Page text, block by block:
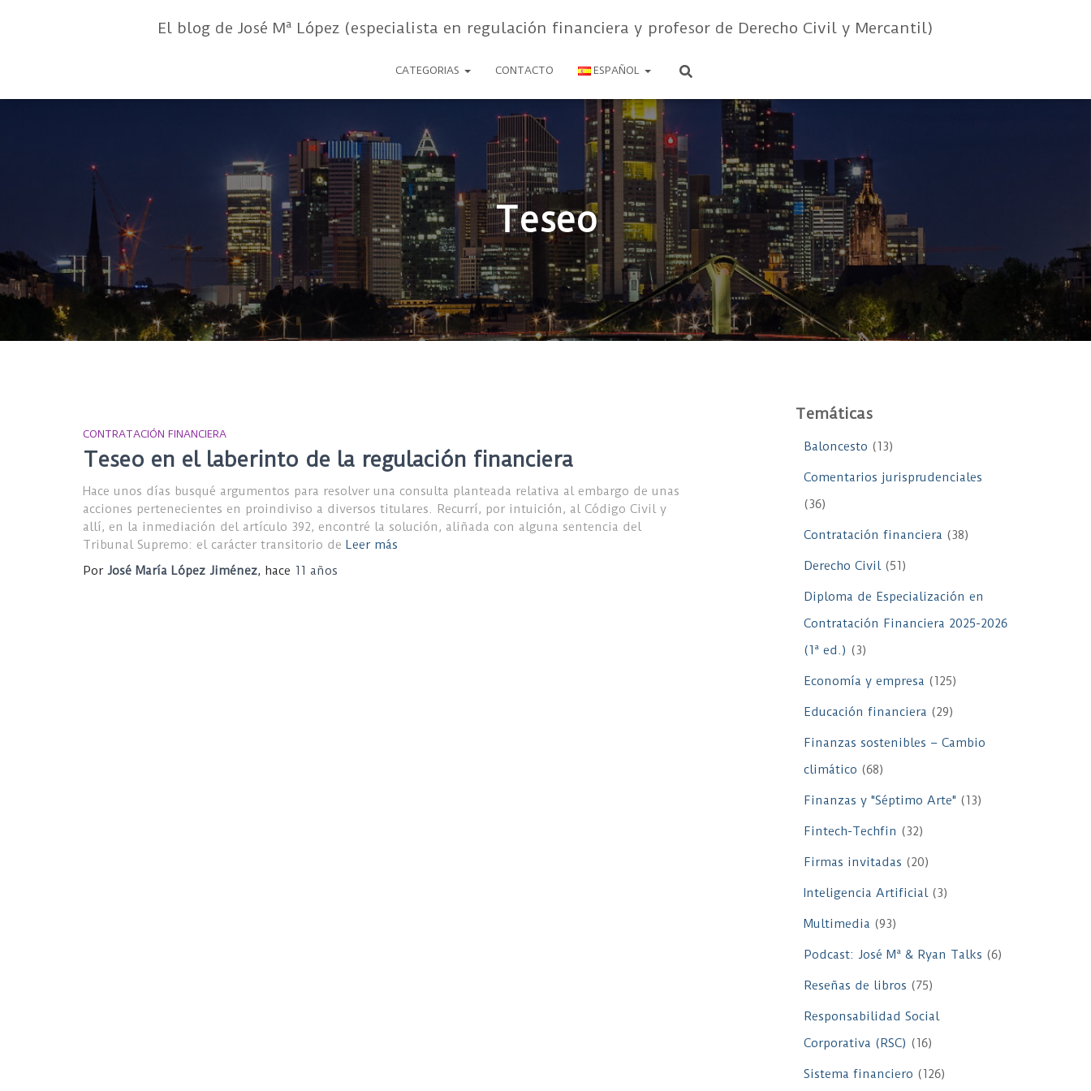
El blog de José Mª López (especialista en regulación financiera y profesor de Derecho Civil y Mercantil)
CATEGORIAS CONTACTO ESPAÑOL
Teseo
CONTRATACIÓN FINANCIERA
Teseo en el laberinto de la regulación financiera
Hace unos días busqué argumentos para resolver una consulta planteada relativa al embargo de unas
acciones pertenecientes en proindiviso a diversos titulares. Recurrí, por intuición, al Código Civil y
allí, en la inmediación del artículo 392, encontré la solución, aliñada con alguna sentencia del
Tribunal Supremo: el carácter transitorio de Leer más
Por José María López Jiménez, hace 11 años
Temáticas
Baloncesto (13)
Comentarios jurisprudenciales
(36)
Contratación financiera (38)
Derecho Civil(51)
Diploma de Especialización en
Contratación Financiera 2025-2026
(1ª ed.) (3)
Economía y empresa (125)
Educación financiera (29)
Finanzas sostenibles – Cambio
climático (68)
Finanzas y "Séptimo Arte" (13)
Fintech-Techfin (32)
Firmas invitadas (20)
Inteligencia Artificial(3)
Multimedia (93)
Podcast: José Mª & Ryan Talks (6)
Reseñas de libros (75)
Responsabilidad Social
Corporativa (RSC) (16)
Sistema financiero (126)